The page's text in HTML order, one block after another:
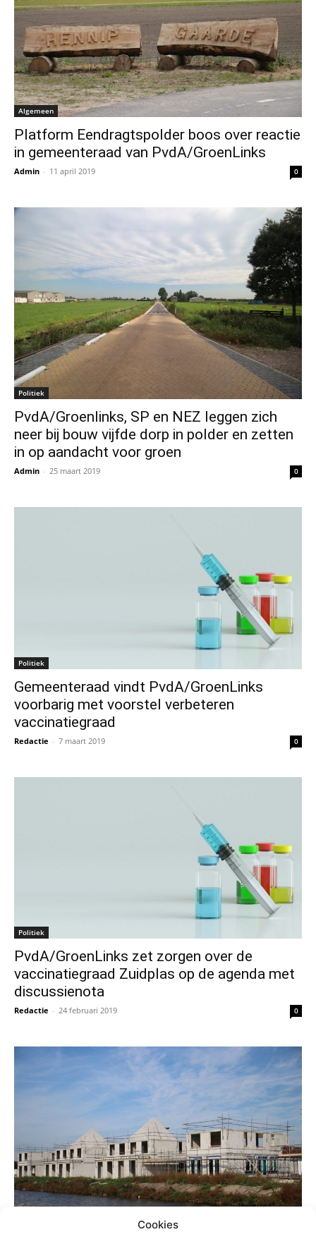
Cookies
Algemeen
Platform Eendragtspolder boos over reactie
in gemeenteraad van PvdA/GroenLinks
Admin - 11 april 2019 0
Politiek
PvdA/Groenlinks, SP en NEZ leggen zich
neer bij bouw vijfde dorp in polder en zetten
in op aandacht voor groen
Admin - 25 maart 2019 0
Politiek
Gemeenteraad vindt PvdA/GroenLinks
voorbarig met voorstel verbeteren
vaccinatiegraad
Redactie - 7 maart 2019 0
Politiek
PvdA/GroenLinks zet zorgen over de
vaccinatiegraad Zuidplas op de agenda met
discussienota
Redactie - 24 februari 2019 0